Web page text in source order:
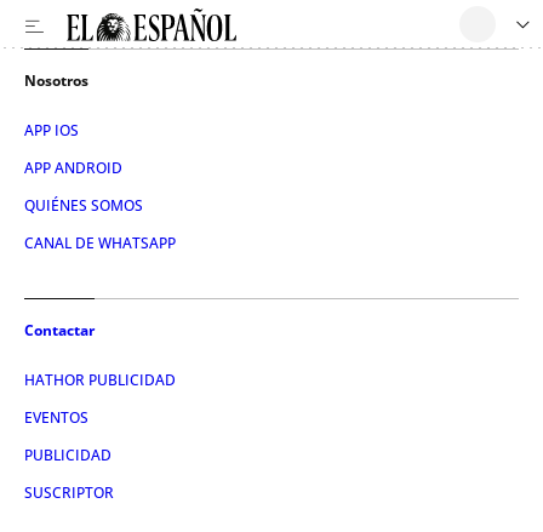
Nosotros
APP IOS
APP ANDROID
QUIÉNES SOMOS
CANAL DE WHATSAPP
Contactar
HATHOR PUBLICIDAD
EVENTOS
PUBLICIDAD
SUSCRIPTOR